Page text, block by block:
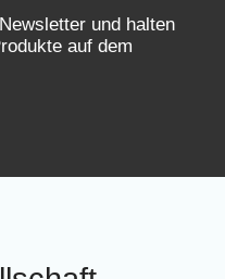
und halten
auf dem